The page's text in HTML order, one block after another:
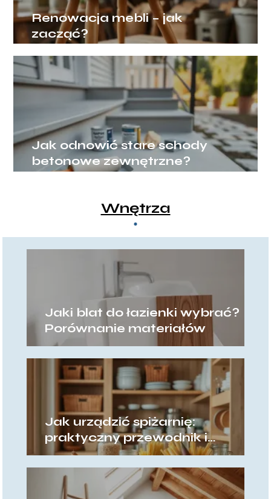
Renowacja mebli – jak
zacząć?
Jak odnowić stare schody
betonowe zewnętrzne?
Wnętrza
Jaki blat do łazienki wybrać?
Porównanie materiałów
Jak urządzić spiżarnię:
praktyczny przewodnik i
pomysły